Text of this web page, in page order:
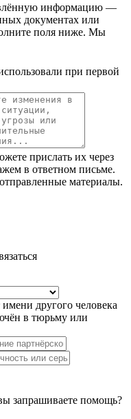
информацию —
документах или
поля ниже. Мы
при первой
прислать их через
в ответном письме.
материалы.
другого человека
в тюрьму или
запрашиваете помощь?